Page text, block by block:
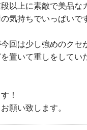
以上に素敵で美品な
気持ちでいっぱいで
回は少し強めのクセ
置いて重しをしてい
！
願い致します。